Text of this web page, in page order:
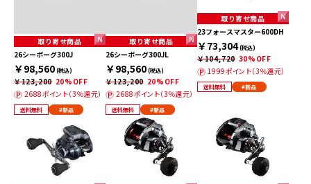
取り寄せ商品
26シーボーグ300J
￥98,560(税込)
￥123,200 20%OFF
2688ポイント（3％還元）
送料無料 #新品
取り寄せ商品
26シーボーグ300JL
￥98,560(税込)
￥123,200 20%OFF
2688ポイント（3％還元）
送料無料 #新品
取り寄せ商品
23フォースマスター600DH
￥73,304(税込)
￥104,720 30%OFF
1999ポイント（3％還元）
送料無料 #新品